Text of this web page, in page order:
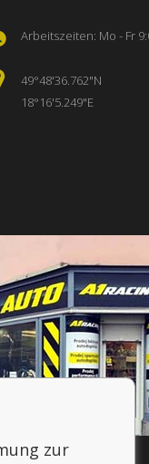
Arbeitszeiten: Mo - Fr
49°48'36.762"N
18°16'5.249"E
zur